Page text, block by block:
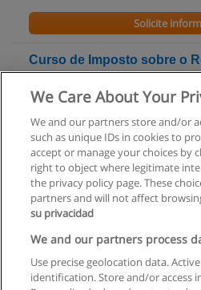
Solicite
Curso de Imposto sobre o
Trabalhadores de Escritório,
Solicite
Regras de
Privacidade de
We Care About Your
We and our partners store and/or
such as unique IDs in cookies to
accept or manage your choices by
right to object where legitimate
the privacy policy page. These
partners and will not affect
su privacidad
We and our partners process
Use precise geolocation data.
identification. Store and/or access